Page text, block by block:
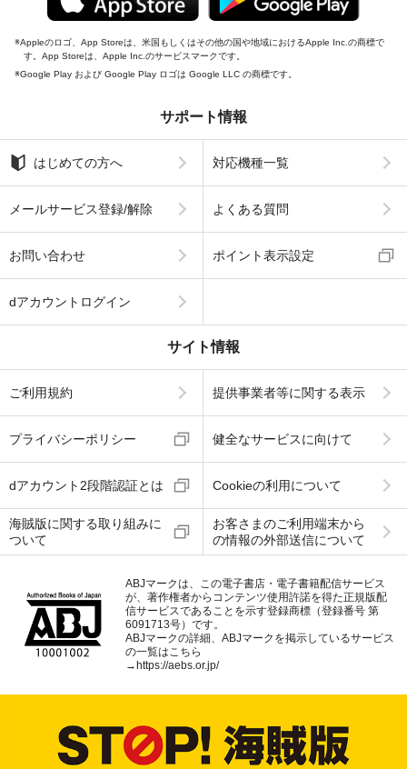
Appleのロゴ、App Storeは、米国もしくはその他の国や地域におけるApple Inc.の商標で
す。App Storeは、Apple Inc.のサービスマークです。
Google Play および Google Play ロゴは Google LLC の商標です。
サポート情報
はじめての方へ 対応機種一覧
メールサービス登録/解除 よくある質問
お問い合わせ ポイント表示設定
dアカウントログイン
サイト情報
ご利用規約 提供事業者等に関する表示
プライバシーポリシー 健全なサービスに向けて
dアカウント2段階認証とは Cookieの利用について
海賊版に関する取り組みに
ついて
お客さまのご利用端末から
の情報の外部送信について
ABJマークは、この電子書店・電子書籍配信サービス
が、著作権者からコンテンツ使用許諾を得た正規版配
信サービスであることを示す登録商標（登録番号 第
6091713号）です。
ABJマークの詳細、ABJマークを掲示しているサービス
の一覧はこちら
→ https://aebs.or.jp/